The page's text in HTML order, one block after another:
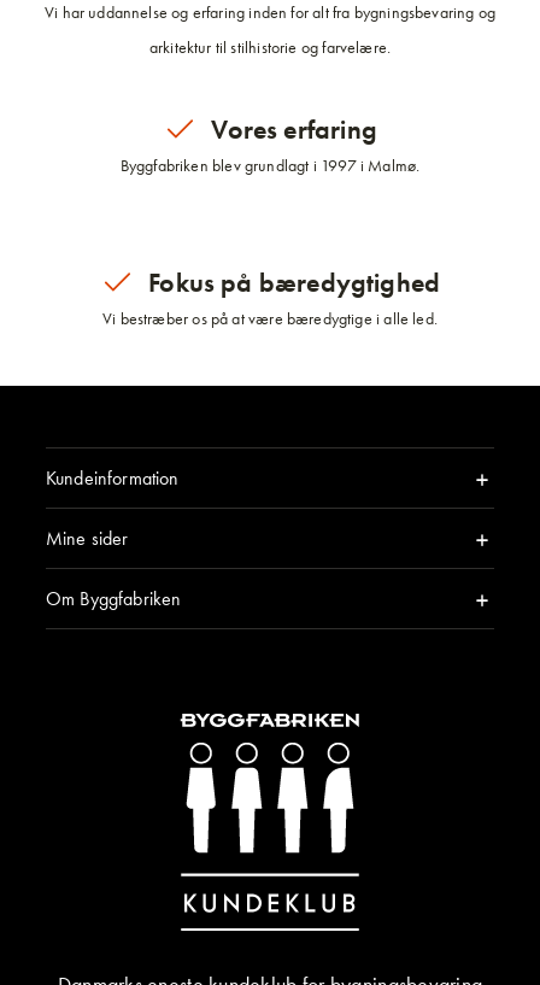
Vi har uddannelse og erfaring inden for alt fra bygningsbevaring og
arkitektur til stilhistorie og farvelære.
Vores erfaring
Byggfabriken blev grundlagt i 1997 i Malmø.
Fokus på bæredygtighed
Vi bestræber os på at være bæredygtige i alle led.
Kundeinformation
Mine sider
Om Byggfabriken